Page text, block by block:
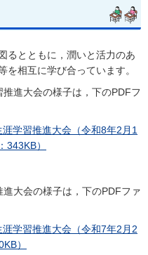
るとともに，潤いと活力のあ
を相互に学び合っています。
進大会の様子は，下のPDFフ
学習推進大会（令和8年2月1
343KB）
大会の様子は，下のPDFファ
学習推進大会（令和7年2月2
）